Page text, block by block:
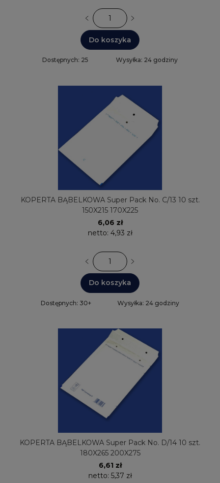
Do koszyka
Dostępnych: 25 Wysyłka: 24 godziny
KOPERTA BĄBELKOWA Super Pack No. C/13 10 szt.
150X215 170X225
6,06 zł
netto: 4,93 zł
Do koszyka
Dostępnych: 30+ Wysyłka: 24 godziny
KOPERTA BĄBELKOWA Super Pack No. D/14 10 szt.
180X265 200X275
6,61 zł
netto: 5,37 zł